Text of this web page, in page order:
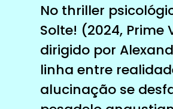
No thriller
Solte! (2024, Prime
dirigido por
linha entre
alucinação se